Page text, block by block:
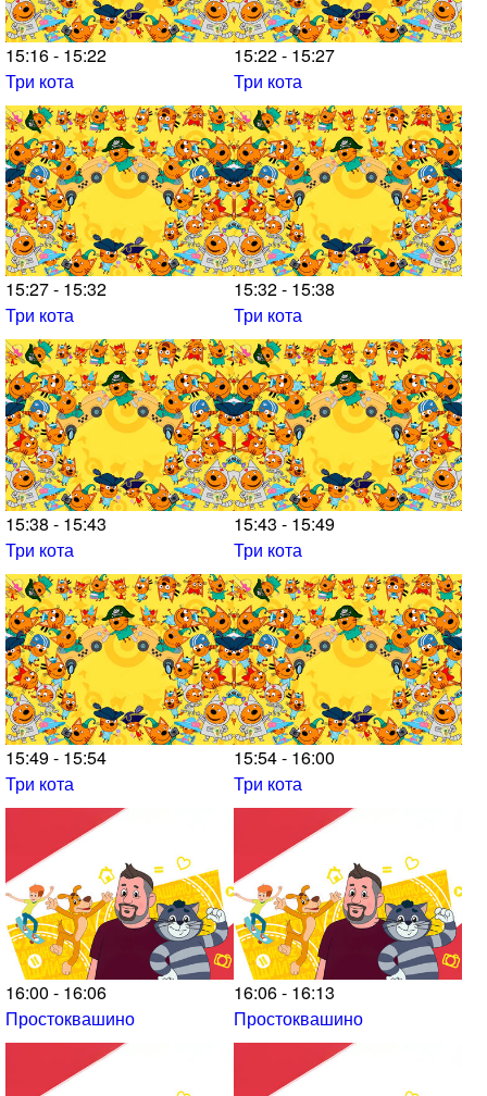
15:16 - 15:22
Три кота
15:22 - 15:27
Три кота
15:27 - 15:32
Три кота
15:32 - 15:38
Три кота
15:38 - 15:43
Три кота
15:43 - 15:49
Три кота
15:49 - 15:54
Три кота
15:54 - 16:00
Три кота
16:00 - 16:06
Простоквашино
16:06 - 16:13
Простоквашино